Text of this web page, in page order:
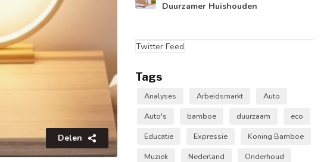
Delen
Duurzamer Huishouden
Twitter Feed
Tags
Analyses Arbeidsmarkt
Auto
Auto's
bamboe duurzaam
eco
Educatie
Expressie
Koning Bamboe
Muziek
Nederland
Onderhoud